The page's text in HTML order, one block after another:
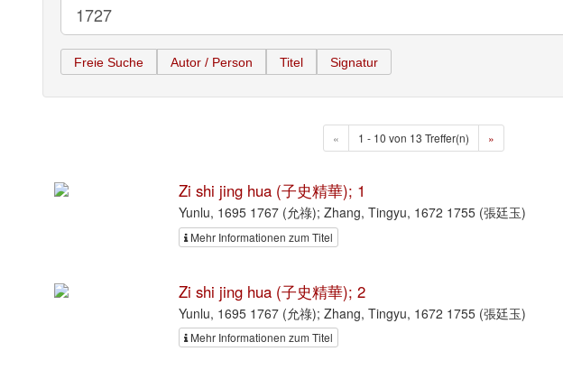
Freie Suche Autor / Person Titel Signatur
« 1 - 10 von 13 Treffer(n) »
Zi shi jing hua (子史精華); 1
Yunlu, 1695 1767 (允祿); Zhang, Tingyu, 1672 1755 (張廷玉)
Mehr Informationen zum Titel
Zi shi jing hua (子史精華); 2
Yunlu, 1695 1767 (允祿); Zhang, Tingyu, 1672 1755 (張廷玉)
Mehr Informationen zum Titel